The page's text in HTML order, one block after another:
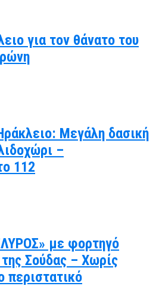
για τον θάνατο του
Μεγάλη δασική
–
112
με φορτηγό
Σούδας – Χωρίς
περιστατικό